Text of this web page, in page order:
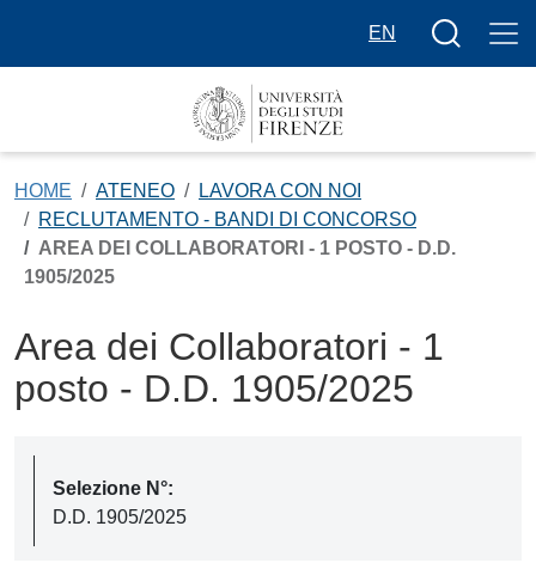
EN
Bottone
HOME ATENEO
LAVORA CON NOI
RECLUTAMENTO - BANDI DI CONCORSO
AREA DEI COLLABORATORI - 1 POSTO - D.D.
1905/2025
Area dei Collaboratori - 1
posto - D.D. 1905/2025
Selezione N°:
D.D. 1905/2025